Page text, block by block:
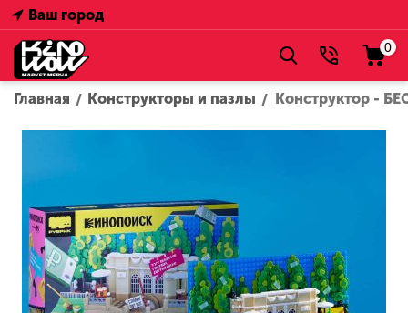
Ваш город
0
Главная / Конструкторы и пазлы / Конструктор -